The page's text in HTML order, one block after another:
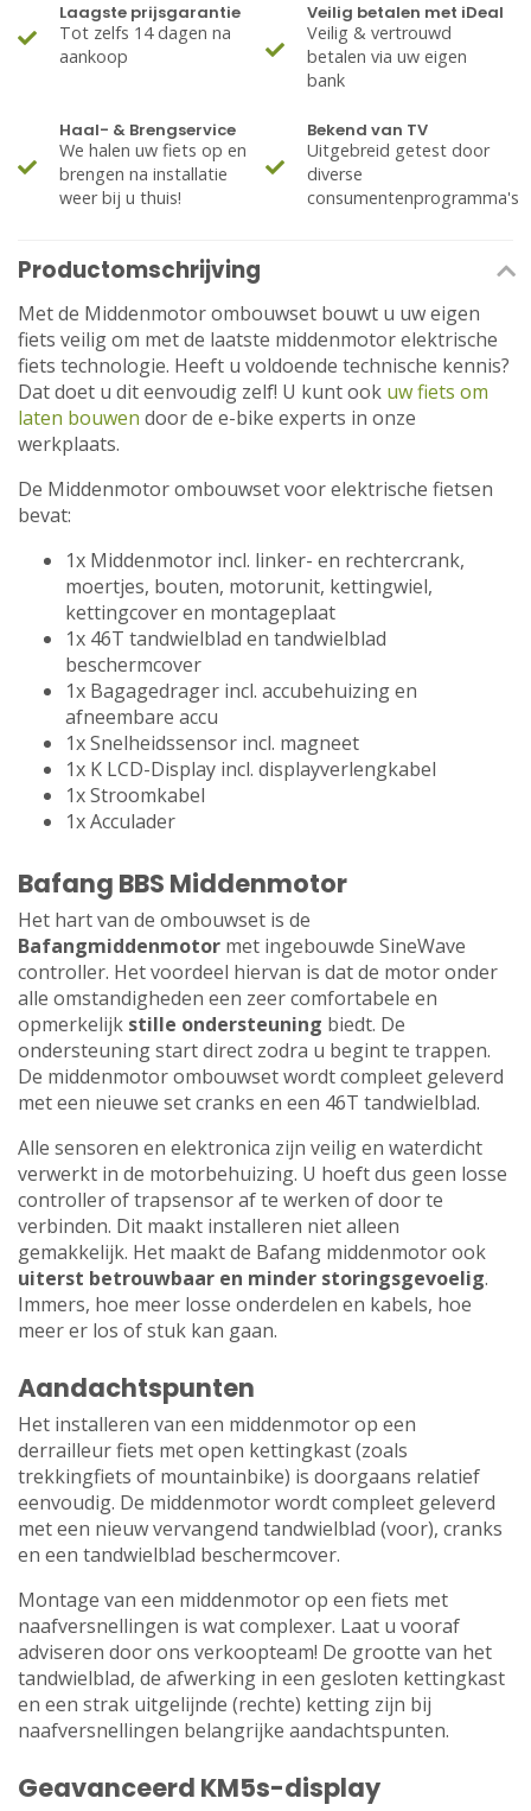
Laagste prijsgarantie
Tot zelfs 14 dagen na
aankoop
Veilig betalen met iDeal
Veilig & vertrouwd
betalen via uw eigen
bank
Haal- & Brengservice
We halen uw fiets op en
brengen na installatie
weer bij u thuis!
Bekend van TV
Uitgebreid getest door
diverse
consumentenprogramma's
Productomschrijving
Met de Middenmotor ombouwset bouwt u uw eigen
fiets veilig om met de laatste middenmotor elektrische
fiets technologie. Heeft u voldoende technische kennis?
Dat doet u dit eenvoudig zelf! U kunt ook uw fiets om
laten bouwen door de e-bike experts in onze
werkplaats.
De Middenmotor ombouwset voor elektrische fietsen
bevat:
1x Middenmotor incl. linker- en rechtercrank,
moertjes, bouten, motorunit, kettingwiel,
kettingcover en montageplaat
1x 46T tandwielblad en tandwielblad
beschermcover
1x Bagagedrager incl. accubehuizing en
afneembare accu
1x Snelheidssensor incl. magneet
1x K LCD-Display incl. displayverlengkabel
1x Stroomkabel
1x Acculader
Bafang BBS Middenmotor
Het hart van de ombouwset is de
Bafangmiddenmotor met ingebouwde SineWave
controller. Het voordeel hiervan is dat de motor onder
alle omstandigheden een zeer comfortabele en
opmerkelijk stille ondersteuning biedt. De
ondersteuning start direct zodra u begint te trappen.
De middenmotor ombouwset wordt compleet geleverd
met een nieuwe set cranks en een 46T tandwielblad.
Alle sensoren en elektronica zijn veilig en waterdicht
verwerkt in de motorbehuizing. U hoeft dus geen losse
controller of trapsensor af te werken of door te
verbinden. Dit maakt installeren niet alleen
gemakkelijk. Het maakt de Bafang middenmotor ook
uiterst betrouwbaar en minder storingsgevoelig.
Immers, hoe meer losse onderdelen en kabels, hoe
meer er los of stuk kan gaan.
Aandachtspunten
Het installeren van een middenmotor op een
derrailleur fiets met open kettingkast (zoals
trekkingfiets of mountainbike) is doorgaans relatief
eenvoudig. De middenmotor wordt compleet geleverd
met een nieuw vervangend tandwielblad (voor), cranks
en een tandwielblad beschermcover.
Montage van een middenmotor op een fiets met
naafversnellingen is wat complexer. Laat u vooraf
adviseren door ons verkoopteam! De grootte van het
tandwielblad, de afwerking in een gesloten kettingkast
en een strak uitgelijnde (rechte) ketting zijn bij
naafversnellingen belangrijke aandachtspunten.
Geavanceerd KM5s-display